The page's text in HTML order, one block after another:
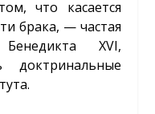
что касается
брака, — частая
XVI,
доктринальные